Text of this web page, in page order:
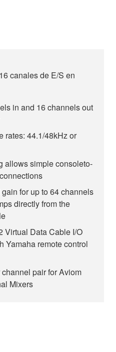
canales de E/S en
in and 16 channels out
rates: 44.1/48kHz or
allows simple consoleto-
for up to 64 channels
directly from the
Virtual Data Cable I/O
Yamaha remote control
pair for Aviom
Mixers